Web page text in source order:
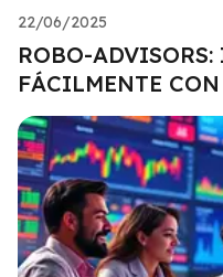
22/06/2025
ROBO-
FÁCILMENTE